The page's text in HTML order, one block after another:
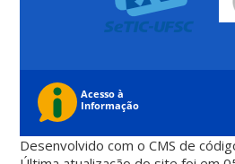
Desenvolvido com o CMS de